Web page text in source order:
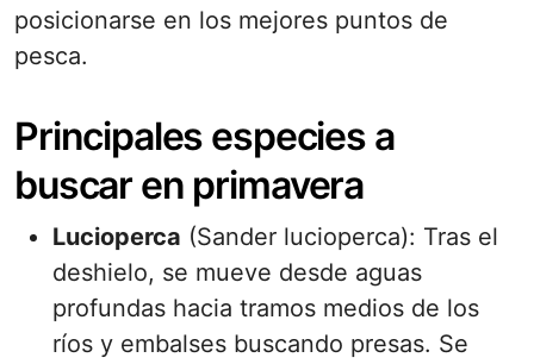
posicionarse en los mejores puntos de
pesca.
Principales especies a
buscar en primavera
Lucioperca (Sander lucioperca): Tras el
deshielo, se mueve desde aguas
profundas hacia tramos medios de los
ríos y embalses buscando presas. Se